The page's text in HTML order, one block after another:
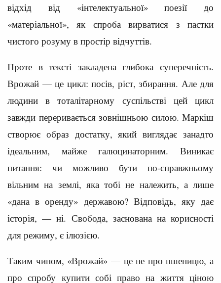
відхід від «інтелектуальної» поезії до
«матеріальної», як спроба вирватися з пастки
чистого розуму в простір відчуттів.
Проте в тексті закладена глибока суперечність.
Врожай — це цикл: посів, ріст, збирання. Але для
людини в тоталітарному суспільстві цей цикл
завжди переривається зовнішньою силою. Маркіш
створює образ достатку, який виглядає занадто
ідеальним, майже галюцинаторним. Виникає
питання: чи можливо бути по-справжньому
вільним на землі, яка тобі не належить, а лише
«дана в оренду» державою? Відповідь, яку дає
історія, — ні. Свобода, заснована на корисності
для режиму, є ілюзією.
Таким чином, «Врожай» — це не про пшеницю, а
про спробу купити собі право на життя ціною